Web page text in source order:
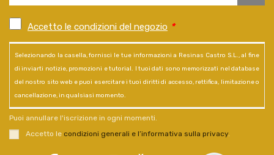
Accetto le condizioni del negozio *
Selezionando la casella, fornisci le tue informazioni a Resinas Castro S.L., al fine
di inviarti notizie, promozioni e tutorial. I tuoi dati sono memorizzati nel database
del nostro sito web e puoi esercitare i tuoi diritti di accesso, rettifica, limitazione o
cancellazione, in qualsiasi momento.
Puoi annullare l'iscrizione in ogni momenti.
Accetto le condizioni generali e l’informativa sulla privacy.